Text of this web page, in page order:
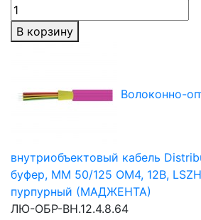
В корзину
Волоконно-
внутриобъектовый кабель
буфер, MM 50/125 OM4, 12В,
пурпурный (МАДЖЕНТА)
ЛЮ-ОБР-ВН.12.4.8.64